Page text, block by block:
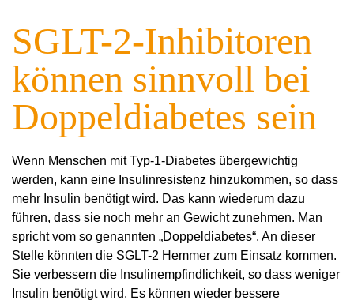
SGLT-2-Inhibitoren
können sinnvoll bei
Doppeldiabetes sein
Wenn Menschen mit Typ-1-Diabetes übergewichtig
werden, kann eine Insulinresistenz hinzukommen, so dass
mehr Insulin benötigt wird. Das kann wiederum dazu
führen, dass sie noch mehr an Gewicht zunehmen. Man
spricht vom so genannten „Doppeldiabetes“. An dieser
Stelle könnten die SGLT-2 Hemmer zum Einsatz kommen.
Sie verbessern die Insulinempfindlichkeit, so dass weniger
Insulin benötigt wird. Es können wieder bessere